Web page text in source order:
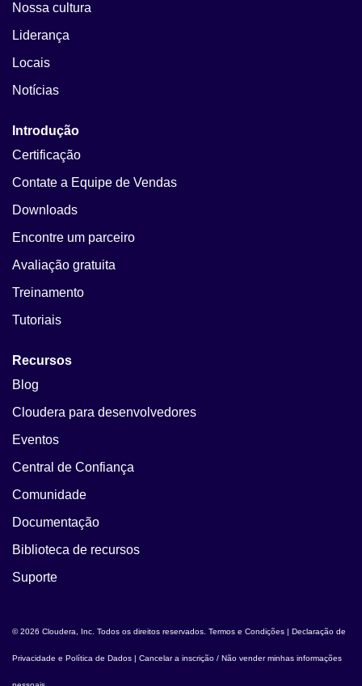
Nossa cultura
Liderança
Locais
Notícias
Introdução
Certificação
Contate a Equipe de Vendas
Downloads
Encontre um parceiro
Avaliação gratuita
Treinamento
Tutoriais
Recursos
Blog
Cloudera para desenvolvedores
Eventos
Central de Confiança
Comunidade
Documentação
Biblioteca de recursos
Suporte
© 2026 Cloudera, Inc. Todos os direitos reservados. Termos e Condições | Declaração de
Privacidade e Política de Dados | Cancelar a inscrição / Não vender minhas informações